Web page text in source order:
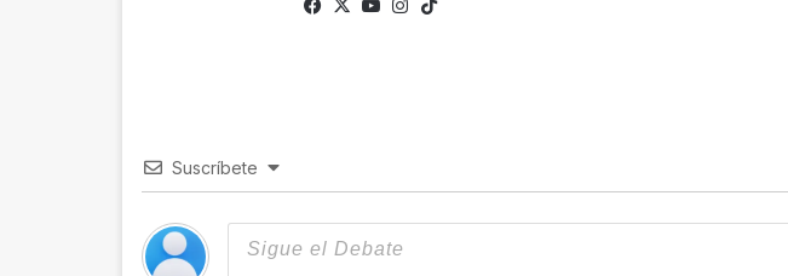
Suscríbete